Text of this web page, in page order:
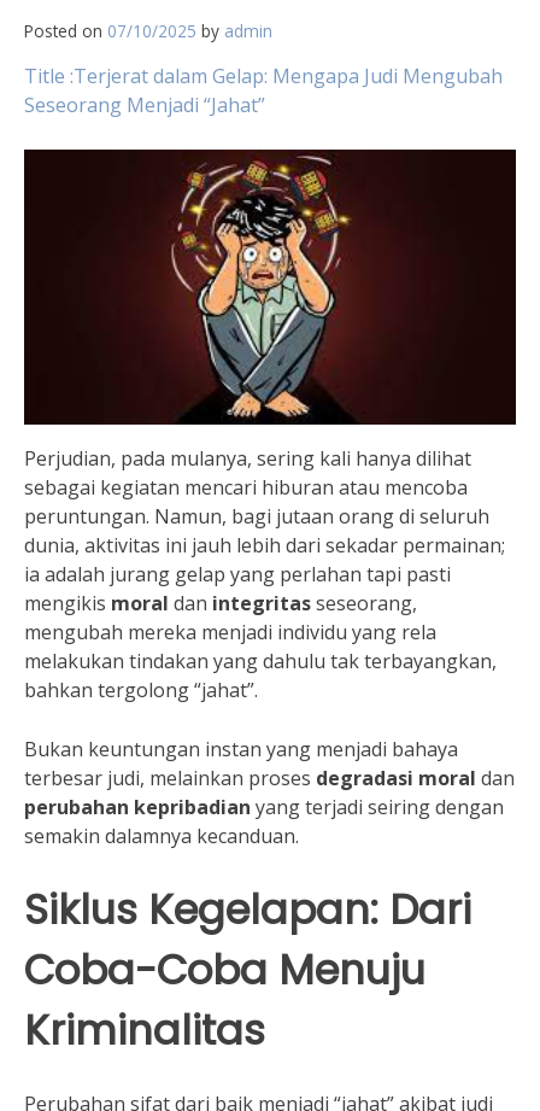
Posted on 07/10/2025 by admin
Title :Terjerat dalam Gelap: Mengapa Judi Mengubah
Seseorang Menjadi “Jahat”
Perjudian, pada mulanya, sering kali hanya dilihat
sebagai kegiatan mencari hiburan atau mencoba
peruntungan. Namun, bagi jutaan orang di seluruh
dunia, aktivitas ini jauh lebih dari sekadar permainan;
ia adalah jurang gelap yang perlahan tapi pasti
mengikis moral dan integritasseseorang,
mengubah mereka menjadi individu yang rela
melakukan tindakan yang dahulu tak terbayangkan,
bahkan tergolong “jahat”.
Bukan keuntungan instan yang menjadi bahaya
terbesar judi, melainkan proses degradasi moral dan
perubahan kepribadian yang terjadi seiring dengan
semakin dalamnya kecanduan.
Siklus Kegelapan: Dari
Coba-Coba Menuju
Kriminalitas
Perubahan sifat dari baik menjadi “jahat” akibat judi